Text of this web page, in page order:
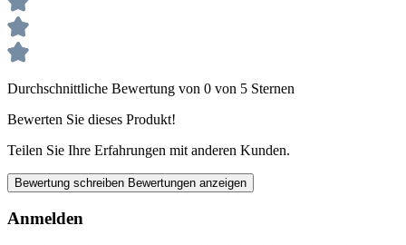
Durchschnittliche Bewertung von 0 von 5 Sternen
Bewerten Sie dieses Produkt!
Teilen Sie Ihre Erfahrungen mit anderen Kunden.
Bewertung schreiben Bewertungen anzeigen
Anmelden